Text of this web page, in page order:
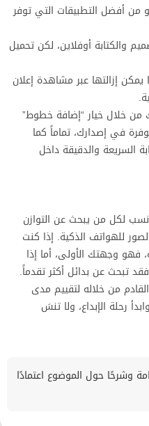
من أفضل التطبيقات التي توفر
والكتابة أوفلاين، لكن تحميل
يمكن إزالتها عبر مشاهدة إعلان
من خلال خيار “إضافة خطوط”
في إصدارك، تماماً كما
السريعة والدقيقة داخل
لكل من يبحث عن التوازن
للهواتف الذكية. إذا كنت
فهو وجهتك الأولى، أما إذا
تبحث عن بدائل أكثر تقدماً.
من خلاله لتقييم مدى
سلاسته. حمّله الآن من Google Play وابدأ رحلة الإبداع، ولا تنسَ
وشرحًا حول الموضوع اعتمادًا